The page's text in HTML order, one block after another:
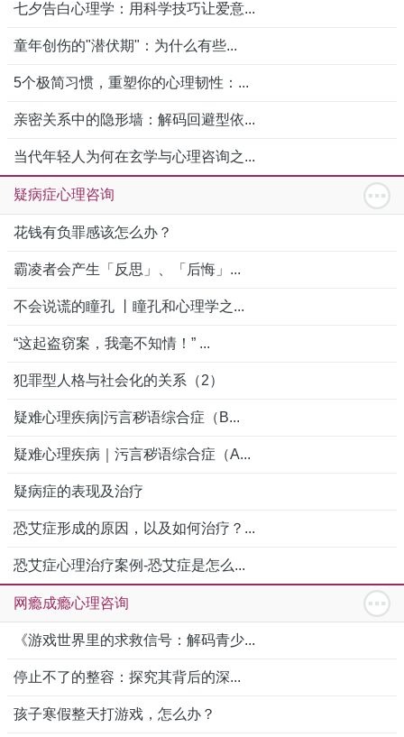
七夕告白心理学：用科学技巧让爱意...
童年创伤的"潜伏期"：为什么有些...
5个极简习惯，重塑你的心理韧性：...
亲密关系中的隐形墙：解码回避型依...
当代年轻人为何在玄学与心理咨询之...
疑病症心理咨询
花钱有负罪感该怎么办？
霸凌者会产生「反思」、「后悔」...
不会说谎的瞳孔 丨瞳孔和心理学之...
“这起盗窃案，我毫不知情！” ...
犯罪型人格与社会化的关系（2）
疑难心理疾病|污言秽语综合症（B...
疑难心理疾病｜污言秽语综合症（A...
疑病症的表现及治疗
恐艾症形成的原因，以及如何治疗？...
恐艾症心理治疗案例-恐艾症是怎么...
网瘾成瘾心理咨询
《游戏世界里的求救信号：解码青少...
停止不了的整容：探究其背后的深...
孩子寒假整天打游戏，怎么办？